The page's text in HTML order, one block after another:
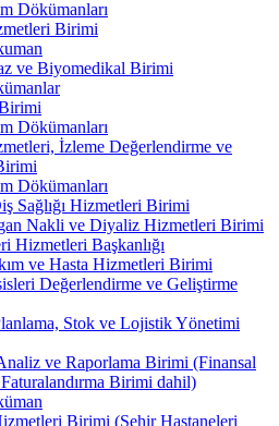
Dökümanları
Birimi
ve Biyomedikal Birimi
Dökümanları
İzleme Değerlendirme ve
Dökümanları
Sağlığı Hizmetleri Birimi
Nakli ve Diyaliz Hizmetleri Birimi
Hizmetleri Başkanlığı
ve Hasta Hizmetleri Birimi
Değerlendirme ve Geliştirme
Stok ve Lojistik Yönetimi
ve Raporlama Birimi (Finansal
Birimi dahil)
Birimi (Şehir Hastaneleri